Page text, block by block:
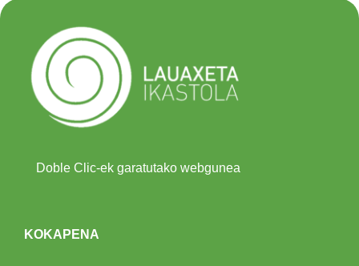
Doble Clic-ek garatutako webgunea
KOKAPENA